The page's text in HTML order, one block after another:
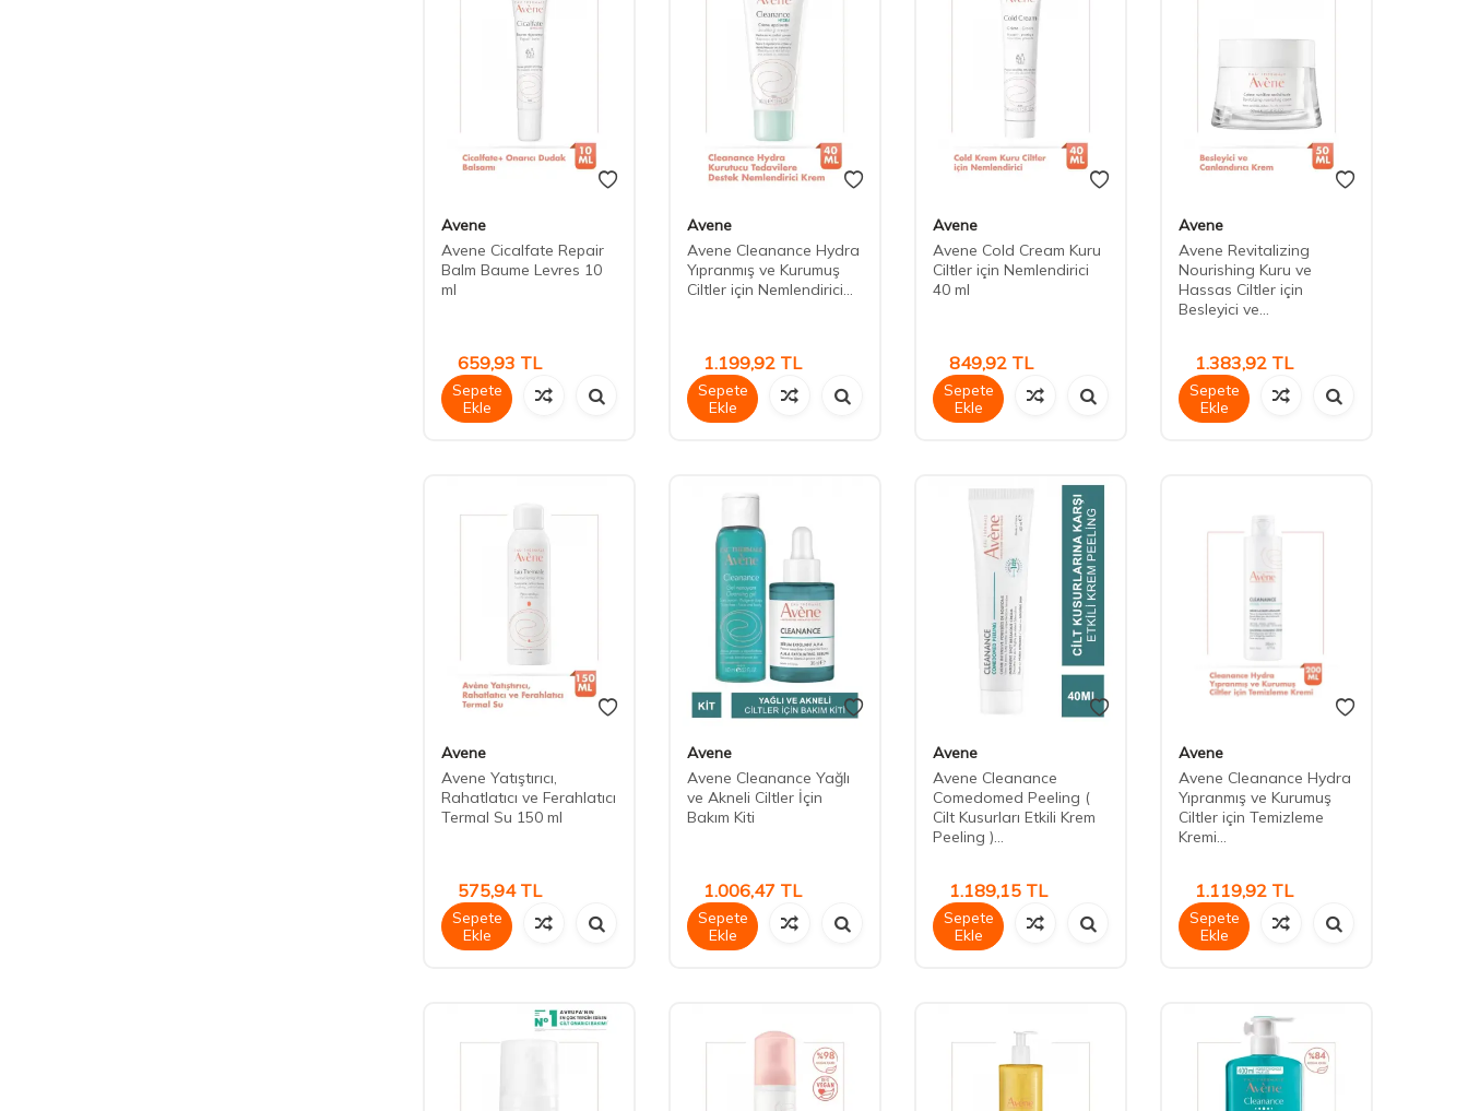
Avene
Avene Cicalfate Repair
Balm Baume Levres 10
ml
659,93 TL
Sepete
Ekle
Avene
Avene Cleanance Hydra
Yıpranmış ve Kurumuş
Ciltler için Nemlendirici...
1.199,92 TL
Sepete
Ekle
Avene
Avene Cold Cream Kuru
Ciltler için Nemlendirici
40 ml
849,92 TL
Sepete
Ekle
Avene
Avene Revitalizing
Nourishing Kuru ve
Hassas Ciltler için
Besleyici ve...
1.383,92 TL
Sepete
Ekle
Avene
Avene Yatıştırıcı,
Rahatlatıcı ve Ferahlatıcı
Termal Su 150 ml
575,94TL
Sepete
Ekle
Avene
Avene Cleanance Yağlı
ve Akneli Ciltler İçin
Bakım Kiti
1.006,47 TL
Sepete
Ekle
Avene
Avene Cleanance
Comedomed Peeling (
Cilt Kusurları Etkili Krem
Peeling )...
1.189,15 TL
Sepete
Ekle
Avene
Avene Cleanance Hydra
Yıpranmış ve Kurumuş
Ciltler için Temizleme
Kremi...
1.119,92 TL
Sepete
Ekle